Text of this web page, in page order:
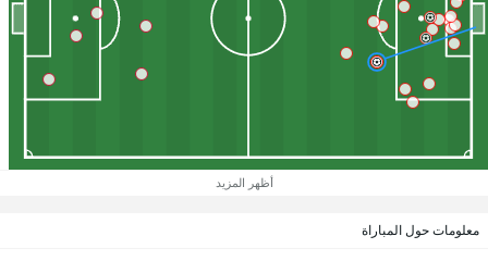
أظهر المزيد
معلومات حول المباراة